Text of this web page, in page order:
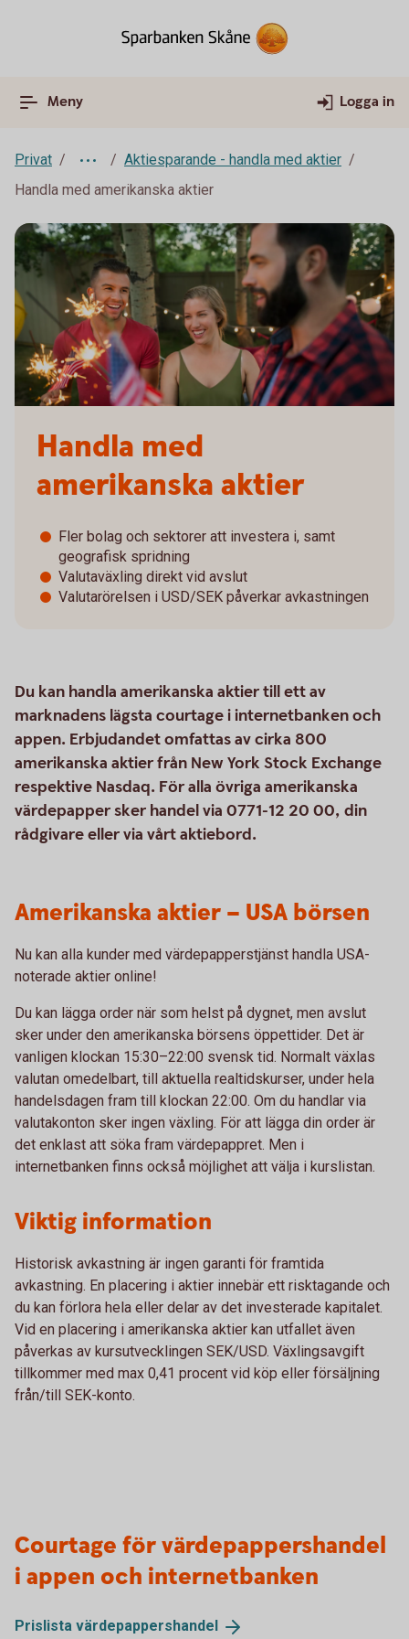
Meny Logga in
Privat
Aktiesparande - handla med aktier
Handla med amerikanska aktier
Handla med
amerikanska aktier
Fler bolag och sektorer att investera i, samt
geografisk spridning
Valutaväxling direkt vid avslut
Valutarörelsen i USD/SEK påverkar avkastningen
Du kan handla amerikanska aktier till ett av
marknadens lägsta courtage i internetbanken och
appen. Erbjudandet omfattas av cirka 800
amerikanska aktier från New York Stock Exchange
respektive Nasdaq. För alla övriga amerikanska
värdepapper sker handel via 0771-12 20 00, din
rådgivare eller via vårt aktiebord.
Amerikanska aktier – USA börsen
Nu kan alla kunder med värdepapperstjänst handla USA-
noterade aktier online!
Du kan lägga order när som helst på dygnet, men avslut
sker under den amerikanska börsens öppettider. Det är
vanligen klockan 15:30–22:00 svensk tid. Normalt växlas
valutan omedelbart, till aktuella realtidskurser, under hela
handelsdagen fram till klockan 22:00. Om du handlar via
valutakonton sker ingen växling. För att lägga din order är
det enklast att söka fram värdepappret. Men i
internetbanken finns också möjlighet att välja i kurslistan.
Viktig information
Historisk avkastning är ingen garanti för framtida
avkastning. En placering i aktier innebär ett risktagande och
du kan förlora hela eller delar av det investerade kapitalet.
Vid en placering i amerikanska aktier kan utfallet även
påverkas av kursutvecklingen SEK/USD. Växlingsavgift
tillkommer med max 0,41 procent vid köp eller försäljning
från/till SEK-konto.
Courtage för värdepappershandel
i appen och internetbanken
Prislista värdepappershandel